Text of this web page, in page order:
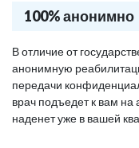
100% анонимно
В отличие от
анонимную
передачи
врач подъедет к вам на
наденет уже в вашей